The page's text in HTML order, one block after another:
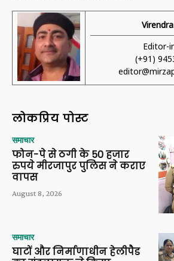
Editor-
(+91)
लोकप्रिय पोस्ट
समाचार
फोन-पे से ठगी के 50 हजार
रुपये मीरजापुर पुलिस ने कराए
वापस
August 8, 2026
समाचार
घाटों और निर्माणाधीन हेलीपैड